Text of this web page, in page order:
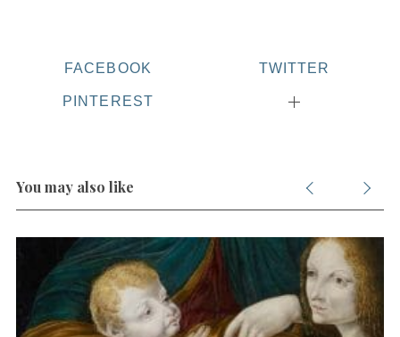
FACEBOOK TWITTER
PINTEREST
You may also like
S
f